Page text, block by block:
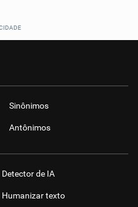
Sinônimos
Antônimos
Detector de IA
Humanizar texto